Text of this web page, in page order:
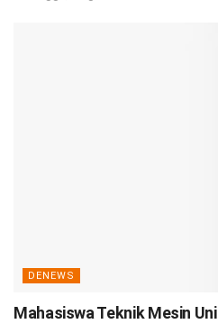
DENEWS
Mahasiswa Teknik Mesin